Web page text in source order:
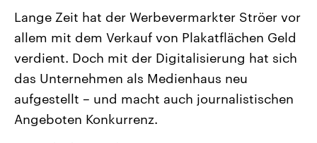
Landtagswahl Sachsen-Anhalt
2026
Alle Informationen
Sachsen-Anhalt wählt am 6.
September 2026 einen neuen
Landtag. Seit 2021 wird das
Bundesland von einer Koalition aus
USA
Aktuelle Beiträge,
Hintergründe
Wirtschaftlich und
Lange Zeit hat der Werbevermarkter Ströer vor
allem mit dem Verkauf von Plakatflächen Geld
verdient. Doch mit der Digitalisierung hat sich
das Unternehmen als Medienhaus neu
aufgestellt – und macht auch journalistischen
Angeboten Konkurrenz.